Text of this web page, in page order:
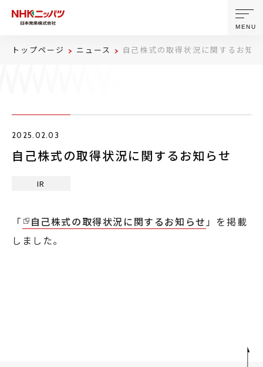
製品・技術
ニュース
株主・投資家情報
MENU
トップページ ニュース 自己株式の取得状況に関するお知
2025.02.03
自己株式の取得状況に関するお知らせ
IR
「 自己株式の取得状況に関するお知らせ」を掲載
しました。